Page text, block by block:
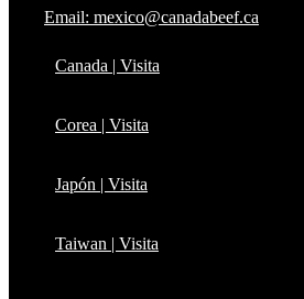
Email: mexico@canadabeef.ca
Canada | Visita
Corea | Visita
Japón | Visita
Taiwan | Visita